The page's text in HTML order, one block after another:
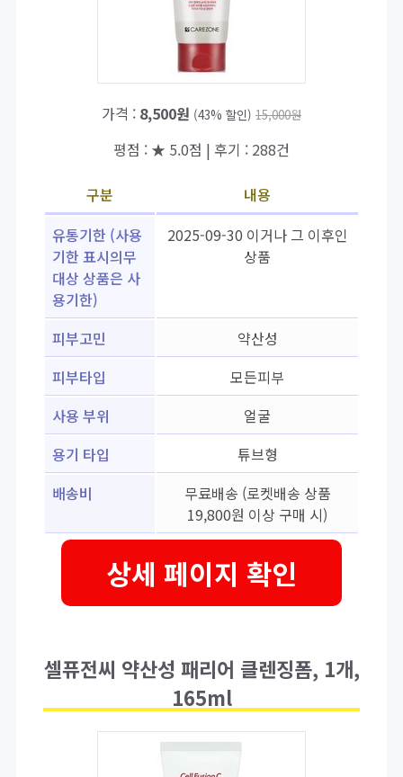
가격 : 8,500원 (43% 할인) 15,000원
평점 : ★ 5.0점 | 후기 : 288건
구분
내용
유통기한 (사용
기한 표시의무
대상 상품은 사
용기한)
2025-09-30 이거나 그 이후인
상품
피부고민
약산성
피부타입
모든피부
사용 부위
얼굴
용기 타입
튜브형
배송비
무료배송 (로켓배송 상품
19,800원 이상 구매 시)
상세 페이지 확인
셀퓨전씨 약산성 패리어 클렌징폼, 1개,
165ml